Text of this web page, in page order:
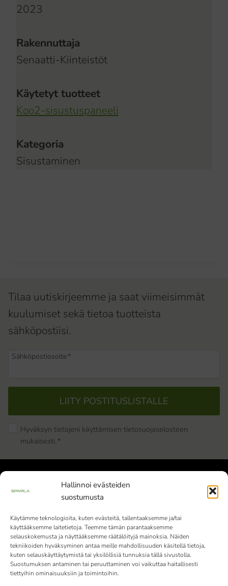
Hallinnoi evästeiden
suostumusta
Käytämme teknologioita, kuten evästeitä, tallentaaksemme ja/tai
käyttääksemme laitetietoja. Teemme tämän parantaaksemme
selauskokemusta ja näyttääksemme räätälöityjä mainoksia. Näiden
tekniikoiden hyväksyminen antaa meille mahdollisuuden käsitellä tietoja,
kuten selauskäyttäytymistä tai yksilöllisiä tunnuksia tällä sivustolla.
Suostumuksen antaminen tai peruuttaminen voi vaikuttaa haitallisesti
tiettyihin ominaisuuksiin ja toimintoihin.
2023
Rakennuttaja
Senaatti-Kiinteistöt
Käytetyt tuotteet
Koo2-sisustuspaneeli
Kategoria
Sisustaminen
Tilaa uutiskirjeemme ja saat viimeisimmät
kuulumiset sekä tietoa tuotteista
sähköpostiisi.
Sähköpostiosoite*
LIITY POSTITUSLISTALLE
Hyväksyn tietojeni käyttämisen tietosuojaselosteen
mukaisesti. *
Siparila Oy | Y-tunnus: 1982051-9 |
Varaslahdentie 1, 40800 Vaajakoski
010 4242 000Vaihde palvelee klo 9-15